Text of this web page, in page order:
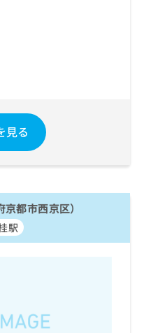
見る
都市西京区）
駅